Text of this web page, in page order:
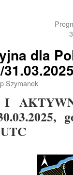
dla
Szymanek